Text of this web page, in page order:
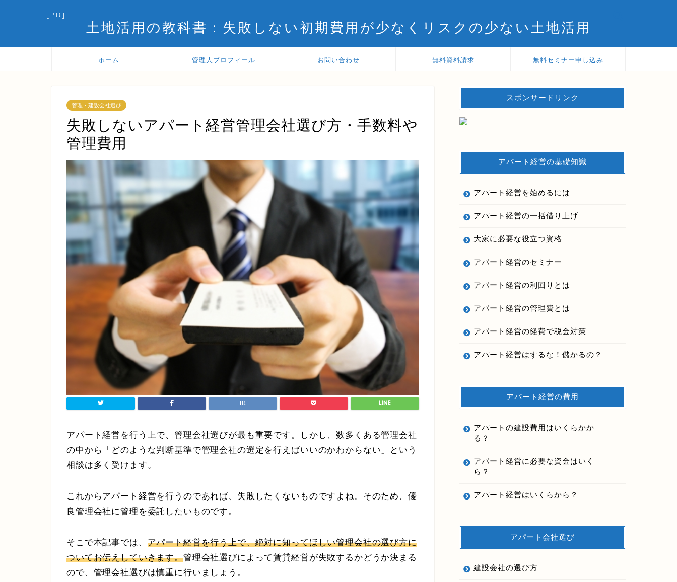
[PR]
土地活用の教科書：失敗しない初期費用が少なくリスクの少ない土地活用
ホーム 管理人プロフィール お問い合わせ 無料資料請求 無料セミナー申し込み
管理・建設会社選び
失敗しないアパート経営管理会社選び方・手数料や
管理費用
アパート経営を行う上で、管理会社選びが最も重要です。しかし、数多くある管理会社
の中から「どのような判断基準で管理会社の選定を行えばいいのかわからない」という
相談は多く受けます。
これからアパート経営を行うのであれば、失敗したくないものですよね。そのため、優
良管理会社に管理を委託したいものです。
そこで本記事では、 アパート経営を行う上で、絶対に知ってほしい管理会社の選び方に
ついてお伝えしていきます。管理会社選びによって賃貸経営が失敗するかどうか決まる
ので、管理会社選びは慎重に行いましょう。
スポンサードリンク
アパート経営の基礎知識
アパート経営を始めるには
アパート経営の一括借り上げ
大家に必要な役立つ資格
アパート経営のセミナー
アパート経営の利回りとは
アパート経営の管理費とは
アパート経営の経費で税金対策
アパート経営はするな！儲かるの？
アパート経営の費用
アパートの建設費用はいくらかか
る？
アパート経営に必要な資金はいく
ら？
アパート経営はいくらから？
アパート会社選び
建設会社の選び方